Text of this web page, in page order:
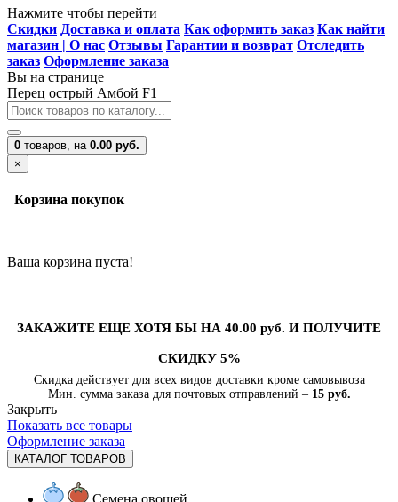
Нажмите чтобы перейти
Скидки Доставка и оплата Как оформить заказ Как найти
магазин | О нас Отзывы Гарантии и возврат Отследить
заказ Оформление заказа
Вы на странице
Перец острый Амбой F1
0 товаров, на 0.00 руб.
×
Корзина покупок
Ваша корзина пуста!
ЗАКАЖИТЕ ЕЩЕ ХОТЯ БЫ НА 40.00 руб. И ПОЛУЧИТЕ
СКИДКУ 5%
Скидка действует для всех видов доставки кроме самовывоза
Мин. сумма заказа для почтовых отправлений – 15 руб.
Закрыть
Показать все товары
Оформление заказа
КАТАЛОГ ТОВАРОВ
Семена овощей